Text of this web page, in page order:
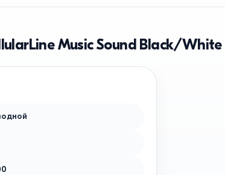
Music Sound Black/White